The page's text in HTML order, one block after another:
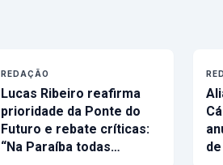
REDAÇÃO
Lucas Ribeiro reafirma
prioridade da Ponte do
Futuro e rebate críticas:
“Na Paraíba todas…